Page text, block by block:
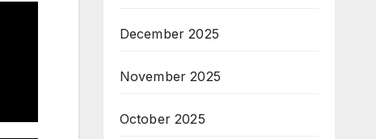
December 2025
November 2025
October 2025